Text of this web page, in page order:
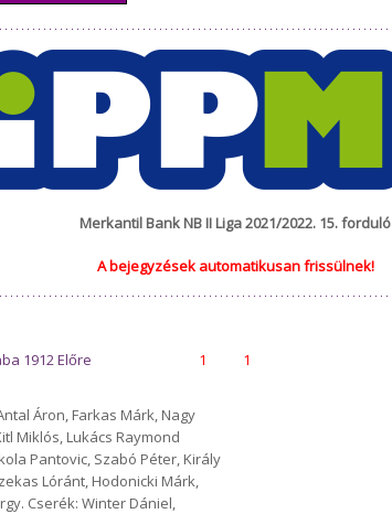
Merkantil Bank NB II Liga 2021/2022. 15. forduló
A bejegyzések automatikusan frissülnek!
1912 Előre 1 1
Áron, Farkas Márk, Nagy
Miklós, Lukács Raymond
Pantovic, Szabó Péter, Király
Lóránt, Hodonicki Márk,
Cserék: Winter Dániel,